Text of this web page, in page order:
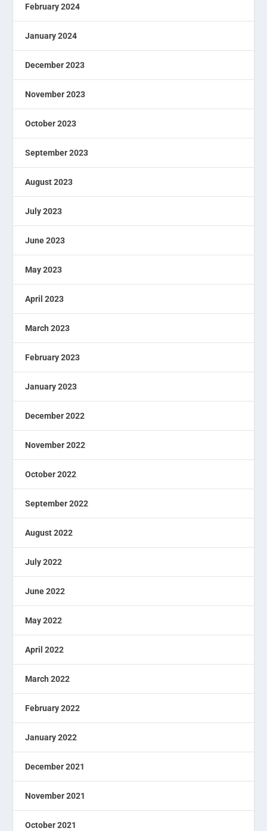
February 2024
January 2024
December 2023
November 2023
October 2023
September 2023
August 2023
July 2023
June 2023
May 2023
April 2023
March 2023
February 2023
January 2023
December 2022
November 2022
October 2022
September 2022
August 2022
July 2022
June 2022
May 2022
April 2022
March 2022
February 2022
January 2022
December 2021
November 2021
October 2021